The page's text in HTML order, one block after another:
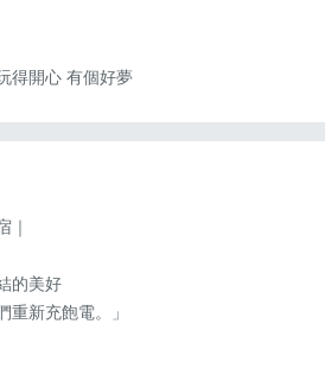
得開心 有個好夢
｜
的美好
重新充飽電。」